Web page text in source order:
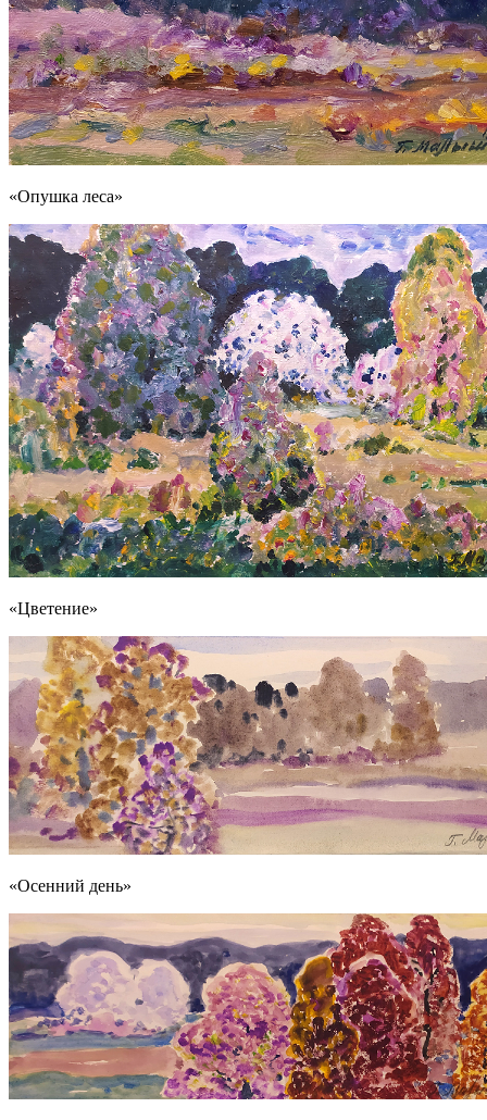
«Опушка леса»
«Цветение»
«Осенний день»